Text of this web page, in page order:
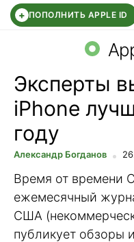
+ ПОПОЛНИТЬ APPLE ID
СБЕР КИДС ВТБ
Эксперты
iPhone
году
Александр Богданов
Время от времени
ежемесячный
США
публикует обзоры